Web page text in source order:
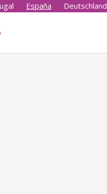
España Deutschland